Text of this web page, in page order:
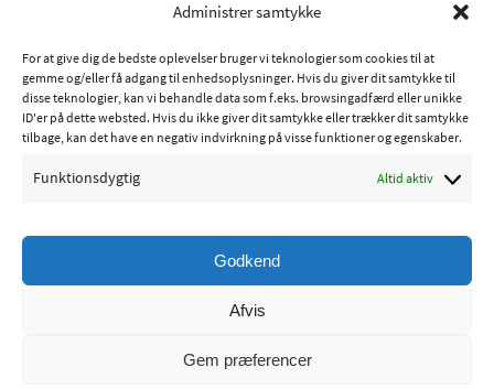
Administrer samtykke
For at give dig de bedste oplevelser bruger vi teknologier som cookies til at
gemme og/eller få adgang til enhedsoplysninger. Hvis du giver dit samtykke til
disse teknologier, kan vi behandle data som f.eks. browsingadfærd eller unikke
ID'er på dette websted. Hvis du ikke giver dit samtykke eller trækker dit samtykke
tilbage, kan det have en negativ indvirkning på visse funktioner og egenskaber.
Funktionsdygtig Altid aktiv
Godkend
Afvis
Gem præferencer
10
11 12 13 14 15
17
18 19 20 21 22
23
24
25 26 27 28 29
30
Copyright © 2015 - Ribe Sportsfiskerforening